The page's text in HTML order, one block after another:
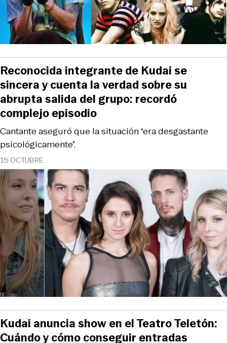
15 OCTUBRE
Cantante aseguró que la situación “era desgastante
psicológicamente”.
Reconocida integrante de Kudai se
sincera y cuenta la verdad sobre su
abrupta salida del grupo: recordó
complejo episodio
Kudai anuncia show en el Teatro Teletón:
Cuándo y cómo conseguir entradas